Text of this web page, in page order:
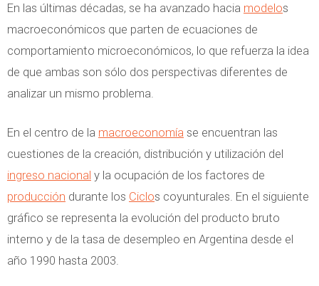
En las últimas décadas, se ha avanzado hacia modelos
macroeconómicos que parten de ecuaciones de
comportamiento microeconómicos, lo que refuerza la idea
de que ambas son sólo dos perspectivas diferentes de
analizar un mismo problema.
En el centro de la macroeconomía se encuentran las
cuestiones de la creación, distribución y utilización del
ingreso nacional y la ocupación de los factores de
producción durante los Ciclos coyunturales. En el siguiente
gráfico se representa la evolución del producto bruto
interno y de la tasa de desempleo en Argentina desde el
año 1990 hasta 2003.